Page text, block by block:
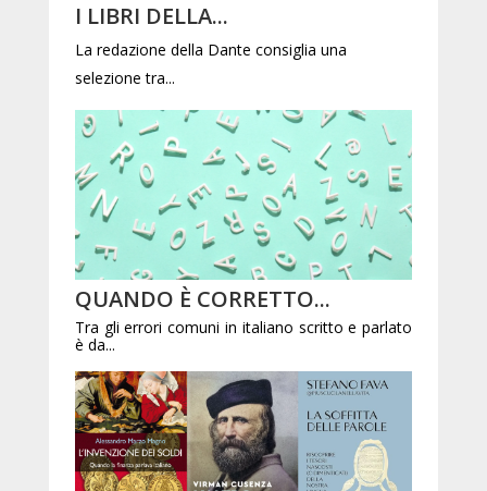
I LIBRI DELLA...
La redazione della Dante consiglia una
selezione tra...
QUANDO È CORRETTO...
Tra gli errori comuni in italiano scritto e parlato
è da...